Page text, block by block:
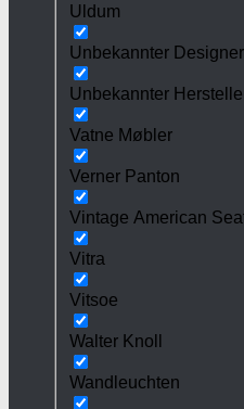
Uldum
Unbekannter Designer
Unbekannter
Vatne Møbler
Verner Panton
Vintage American
Vitra
Vitsoe
Walter Knoll
Wandleuchten